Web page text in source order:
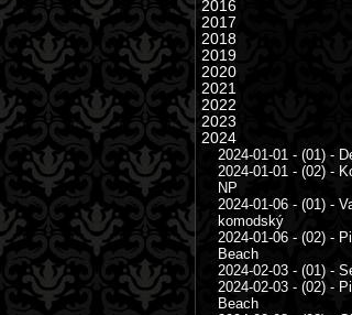
2016
2017
2018
2019
2020
2021
2022
2023
2024
2024-01-01 - (01) -
2024-01-01 - (02) -
NP
2024-01-06 - (01) -
komodský
2024-01-06 - (02) -
Beach
2024-02-03 - (01) -
2024-02-03 - (02) -
Beach